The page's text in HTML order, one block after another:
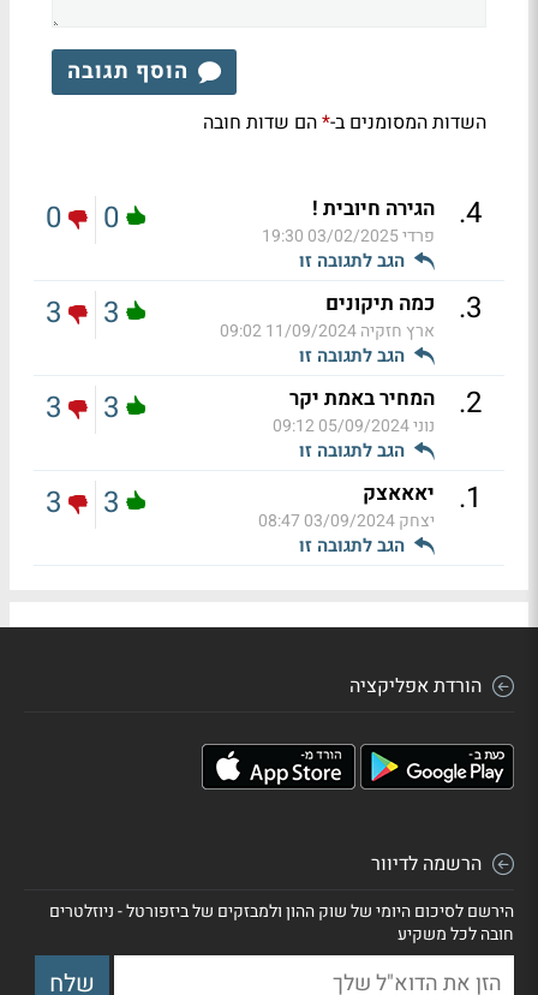
הוסף תגובה
השדות המסומנים ב-*הם שדות חובה
4
. הגירה חיובית !
פרדי03/02/2025 19:30
הגב לתגובה זו
0
0
3
. כמה תיקונים
ארץ חזקיה11/09/2024 09:02
הגב לתגובה זו
3
3
2
. המחיר באמת יקר
נוני05/09/2024 09:12
הגב לתגובה זו
3
3
1
. יאאאצק
יצחק03/09/2024 08:47
הגב לתגובה זו
3
3
הורדת אפליקציה
הרשמה לדיוור
הירשם לסיכום היומי של שוק ההון ולמבזקים של ביזפורטל - ניוזלטרים
חובה לכל משקיע